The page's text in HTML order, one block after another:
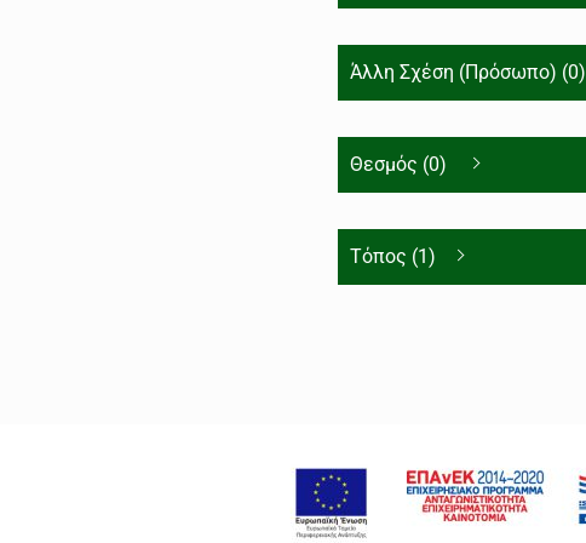
Άλλη Σχέση (Πρόσωπο) (0)
Θεσμός (0)
Τόπος (1)